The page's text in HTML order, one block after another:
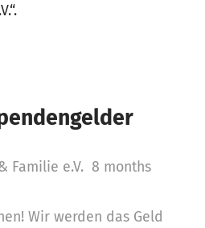
Familie e.V. 8 months
Wir werden das Geld